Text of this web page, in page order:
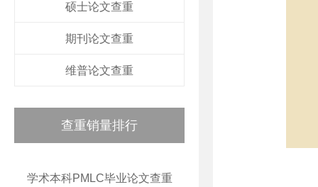
硕士论文查重
期刊论文查重
维普论文查重
查重销量排行
学术本科PMLC毕业论文查重